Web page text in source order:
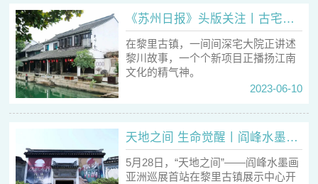
《苏州日报》头版关注丨古宅活化，唤醒千年江南
在黎里古镇，一间间深宅大院正讲述
黎川故事，一个个新项目正播扬江南
文化的精气神。
2023-06-10
天地之间 生命觉醒丨阎峰水墨画亚洲巡展从黎里古镇启程
5月28日，“天地之间”——阎峰水墨画
亚洲巡展首站在黎里古镇展示中心开